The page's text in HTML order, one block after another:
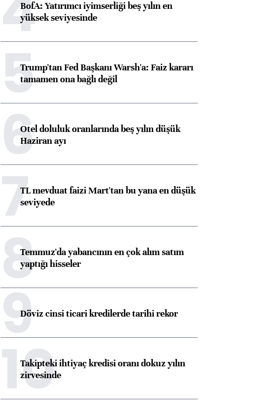
BofA: Yatırımcı iyimserliği beş yılın en
yüksek seviyesinde
5Trump'tan Fed Başkanı Warsh'a: Faiz kararı
tamamen ona bağlı değil
6Otel doluluk oranlarında beş yılın düşük
Haziran ayı
7TL mevduat faizi Mart'tan bu yana en düşük
seviyede
8Temmuz'da yabancının en çok alım satım
yaptığı hisseler
9Döviz cinsi ticari kredilerde tarihi rekor
10
Takipteki ihtiyaç kredisi oranı dokuz yılın
zirvesinde